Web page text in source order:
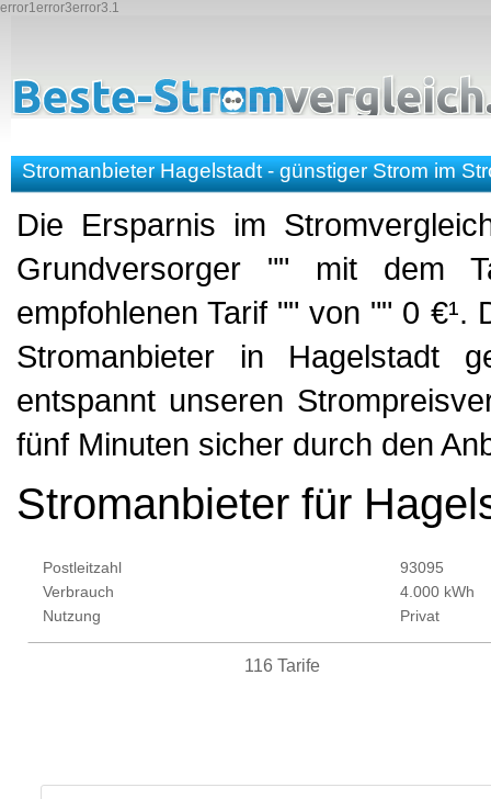
error1error3error3.1
Stromanbieter Hagelstadt - günstiger Strom im
Die Ersparnis im
Grundversorger "" mit dem
empfohlenen Tarif "" von "" 0 €¹.
Stromanbieter in Hagelstadt
entspannt unseren
fünf Minuten sicher durch den
Stromanbieter für